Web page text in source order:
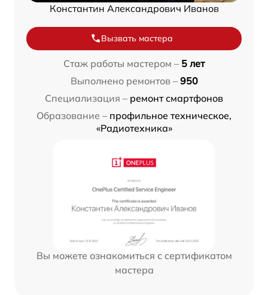
Константин Александрович Иванов
Вызвать мастера
Стаж работы мастером – 5 лет
Выполнено ремонтов – 950
Специализация – ремонт смартфонов
Образование – профильное техническое,
«Радиотехника»
Вы можете ознакомиться с сертификатом
мастера